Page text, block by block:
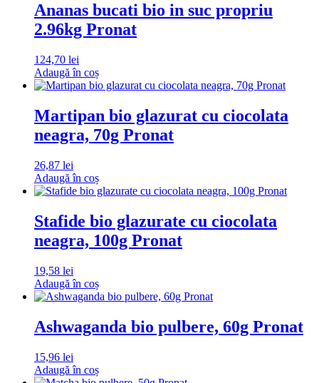
Ananas bucati bio in suc propriu
2.96kg Pronat
124,70 lei
Adaugă în coș
Martipan bio glazurat cu ciocolata
neagra, 70g Pronat
26,87 lei
Adaugă în coș
Stafide bio glazurate cu ciocolata
neagra, 100g Pronat
19,58 lei
Adaugă în coș
Ashwaganda bio pulbere, 60g Pronat
15,96 lei
Adaugă în coș